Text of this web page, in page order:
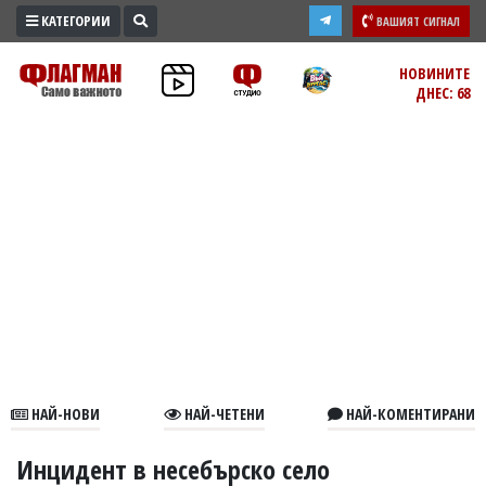
ПРОМО
ЗОНА
В
КАТЕГОРИИ ВАШИЯТ СИГНАЛ
НОВИНИТЕ
ДНЕС: 68
НАЙ-НОВИ НАЙ-ЧЕТЕНИ НАЙ-КОМЕНТИРАНИ
Инцидент в несебърско село